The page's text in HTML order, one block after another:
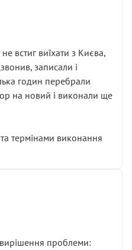
встиг виїхати з Києва,
записали і
годин перебрали
на новий і виконали ще
термінами виконання
вирішення проблеми: